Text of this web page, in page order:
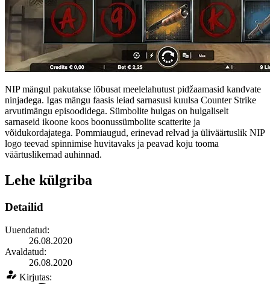
NIP mängul pakutakse lõbusat meelelahutust pidžaamasid kandvate
ninjadega. Igas mängu faasis leiad sarnasusi kuulsa Counter Strike
arvutimängu episoodidega. Sümbolite hulgas on hulgaliselt
sarnaseid ikoone koos boonussümbolite scatterite ja
võidukordajatega. Pommiaugud, erinevad relvad ja üliväärtuslik NIP
logo teevad spinnimise huvitavaks ja peavad koju tooma
väärtuslikemad auhinnad.
Lehe külgriba
Detailid
Uuendatud:
26.08.2020
Avaldatud:
26.08.2020
Kirjutas: